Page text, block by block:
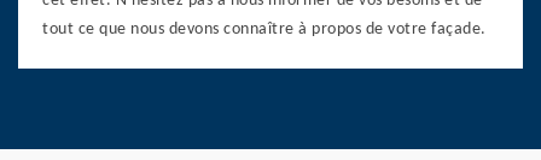
tout ce que nous devons connaître à propos de votre façade.